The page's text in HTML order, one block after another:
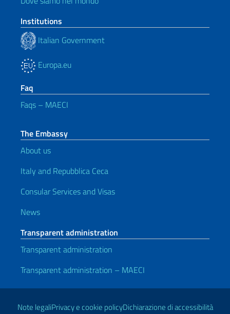
Institutions
Italian Government
Europa.eu
Faq
Faqs – MAECI
The Embassy
About us
Italy and Repubblica Ceca
Consular Services and Visas
News
Transparent administration
Transparent administration
Transparent administration – MAECI
Useful links
Note legaliPrivacy e cookie policyDichiarazione di accessibilità